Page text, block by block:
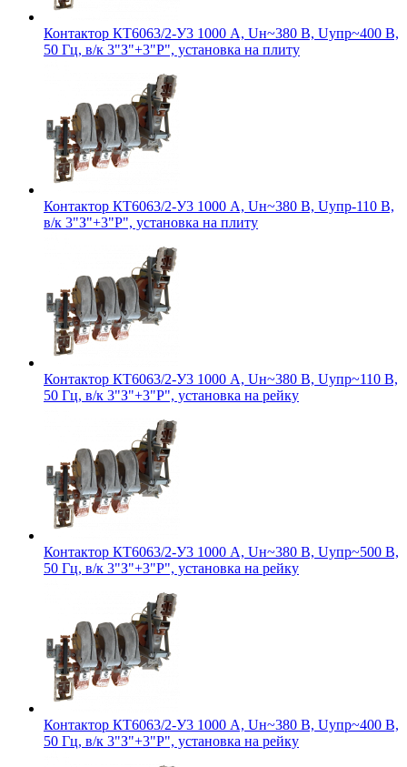
Контактор КТ6063/2-У3 1000 А, Uн~380 В, Uупр~400 В,
50 Гц, в/к 3"З"+3"Р", установка на плиту
Контактор КТ6063/2-У3 1000 А, Uн~380 В, Uупр-110 В,
в/к 3"З"+3"Р", установка на плиту
Контактор КТ6063/2-У3 1000 А, Uн~380 В, Uупр~110 В,
50 Гц, в/к 3"З"+3"Р", установка на рейку
Контактор КТ6063/2-У3 1000 А, Uн~380 В, Uупр~500 В,
50 Гц, в/к 3"З"+3"Р", установка на рейку
Контактор КТ6063/2-У3 1000 А, Uн~380 В, Uупр~400 В,
50 Гц, в/к 3"З"+3"Р", установка на рейку